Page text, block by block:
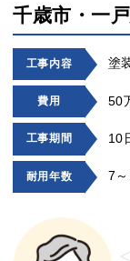
千歳市・一
工事内容 塗
費用 50
工事期間 10
耐用年数 7